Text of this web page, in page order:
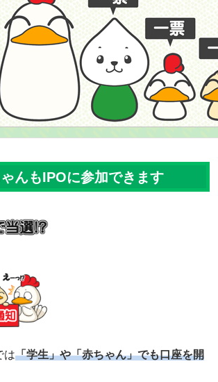
んもIPOに参加できます
は「学生」や「赤ちゃん」でも口座を開